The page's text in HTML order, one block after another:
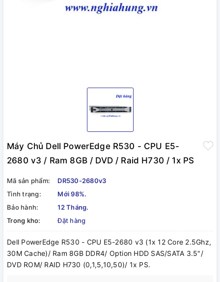
Máy Chủ Dell PowerEdge R530 - CPU E5-
2680 v3 / Ram 8GB / DVD / Raid H730 / 1x PS
Mã sản phẩm:
DR530-2680v3
Tình trạng:
Mới 98%.
Bảo hành:
12 Tháng.
Trong kho:
Đặt hàng
Dell PowerEdge R530 - CPU E5-2680 v3 (1x 12 Core 2.5Ghz,
30M Cache)/ Ram 8GB DDR4/ Option HDD SAS/SATA 3.5"/
DVD ROM/ RAID H730 (0,1,5,10,50)/ 1x PS.